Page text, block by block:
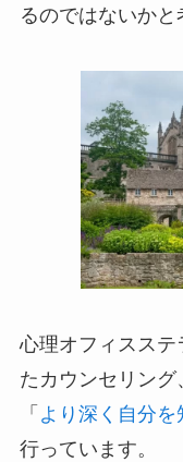
るのではないかと
心理オフィスス
たカウンセリング
「 より深く自分
行っています。